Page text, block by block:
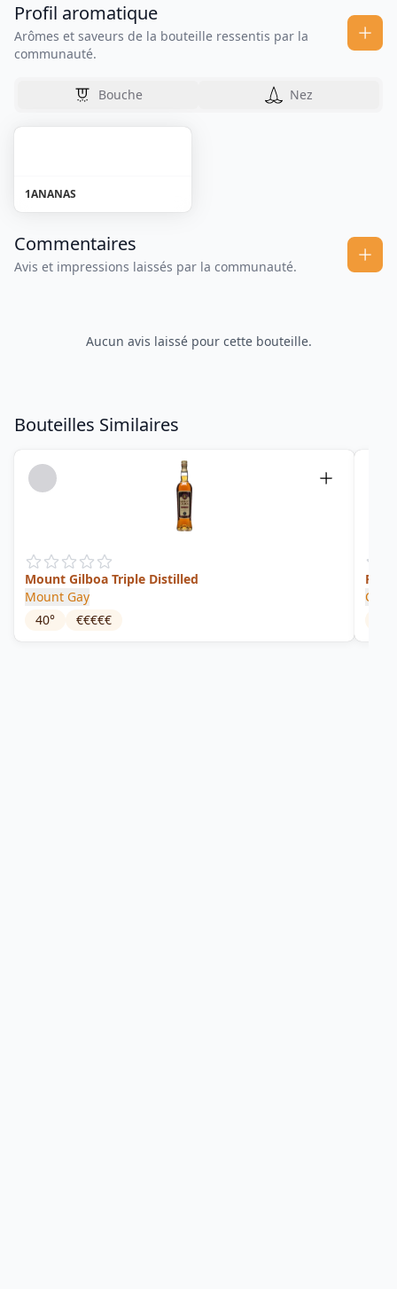
Profil aromatique
Arômes et saveurs de la bouteille ressentis par la
communauté.
Bouche Nez
1ANANAS
Commentaires
Avis et impressions laissés par la communauté.
Aucun avis laissé pour cette bouteille.
Bouteilles Similaires
Mount Gilboa Triple Distilled
Mount Gay
40° €€€€€